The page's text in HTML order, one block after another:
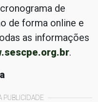
de
de forma online e
as informações
.
PUBLICIDADE